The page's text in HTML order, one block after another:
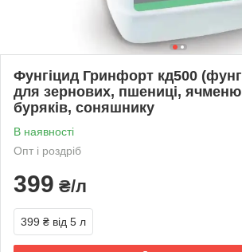
Фунгіцид Гринфорт кд500
для зернових, пшениці,
буряків, соняшнику
В наявності
Опт і роздріб
399 ₴/л
399 ₴ від 5 л